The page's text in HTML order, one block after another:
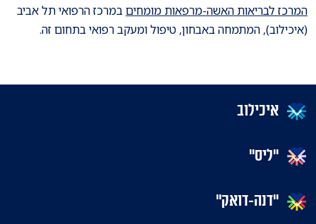
המרכז לבריאות האשה-מרפאות מומחיםבמרכז הרפואי תל אביב
(איכילוב), המתמחה באבחון, טיפול ומעקב רפואי בתחום זה.
איכילוב
"ליס"
"דנה-דואק"